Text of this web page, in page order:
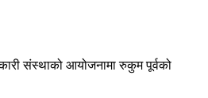
संस्थाको आयोजनामा रुकुम पूर्वको